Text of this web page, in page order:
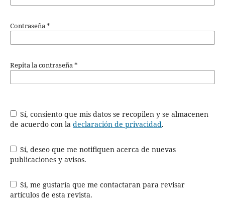
Contraseña*
Repita la contraseña*
Sí, consiento que mis datos se recopilen y se almacenen
de acuerdo con la declaración de privacidad.
Sí, deseo que me notifiquen acerca de nuevas
publicaciones y avisos.
Sí, me gustaría que me contactaran para revisar
artículos de esta revista.